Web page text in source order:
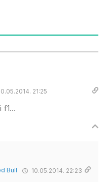
21:25
f1…
Bull 10.05.2014. 22:23